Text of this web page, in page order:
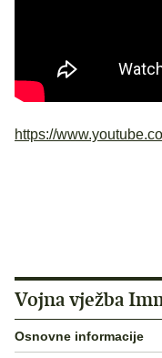
https://
Vojna vježba
Osnovne informacije